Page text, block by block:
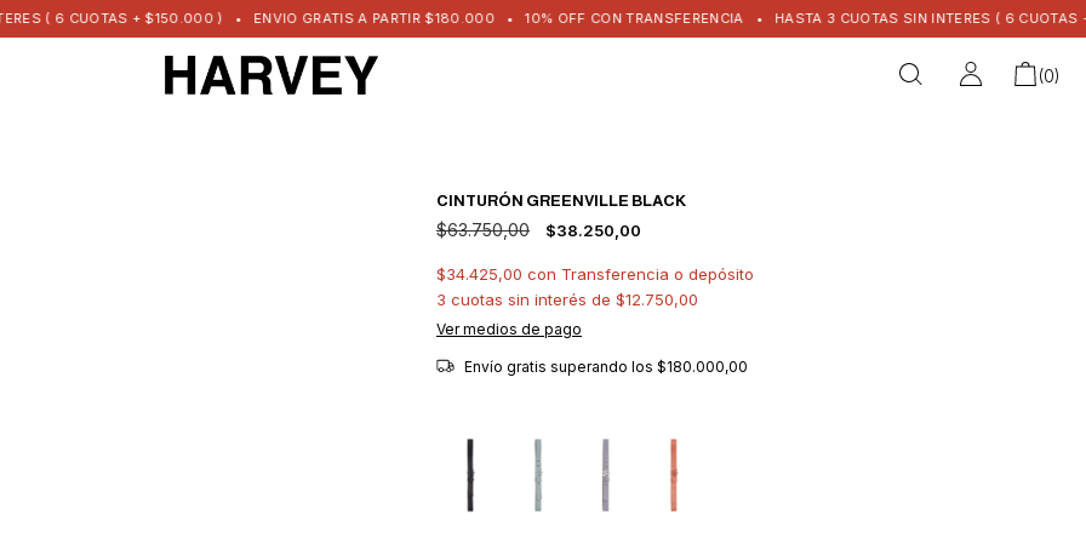
( 6 CUOTAS + $150.000 ) • ENVIO GRATIS A PARTIR $180.000 • 10% OFF CON TRANSFERENCIA • HASTA 3 CUOTAS SIN INTERES ( 6 CUOTAS +
(0)
CINTURÓN GREENVILLE BLACK
$63.750,00 $38.250,00
$34.425,00 con Transferencia o depósito
3 cuotas sin interés de $12.750,00
Ver medios de pago
Envío gratis superando los $180.000,00